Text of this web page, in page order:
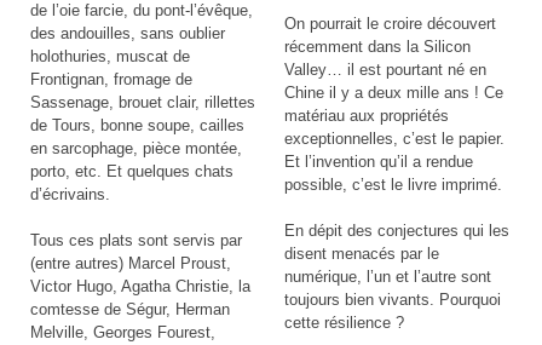
de l’oie farcie, du pont-l’évêque,
des andouilles, sans oublier
holothuries, muscat de
Frontignan, fromage de
Sassenage, brouet clair, rillettes
de Tours, bonne soupe, cailles
en sarcophage, pièce montée,
porto, etc. Et quelques chats
d’écrivains.
Tous ces plats sont servis par
(entre autres) Marcel Proust,
Victor Hugo, Agatha Christie, la
comtesse de Ségur, Herman
Melville, Georges Fourest,
On pourrait le croire découvert
récemment dans la Silicon
Valley… il est pourtant né en
Chine il y a deux mille ans ! Ce
matériau aux propriétés
exceptionnelles, c’est le papier.
Et l’invention qu’il a rendue
possible, c’est le livre imprimé.
En dépit des conjectures qui les
disent menacés par le
numérique, l’un et l’autre sont
toujours bien vivants. Pourquoi
cette résilience ?